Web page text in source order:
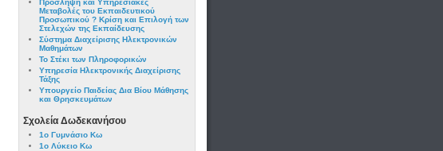
Μεταβολές του Εκπαιδευτικού
Προσωπικού ? Κρίση και Επιλογή των
Στελεχών της Εκπαίδευσης
Σύστημα Διαχείρισης Ηλεκτρονικών
Μαθημάτων
Το Στέκι των Πληροφορικών
Υπηρεσία Ηλεκτρονικής Διαχείρισης
Τάξης
Υπουργείο Παιδείας Δια Βίου Μάθησης
και Θρησκευμάτων
Σχολεία Δωδεκανήσου
1ο Γυμνάσιο Κω
1ο Λύκειο Κω